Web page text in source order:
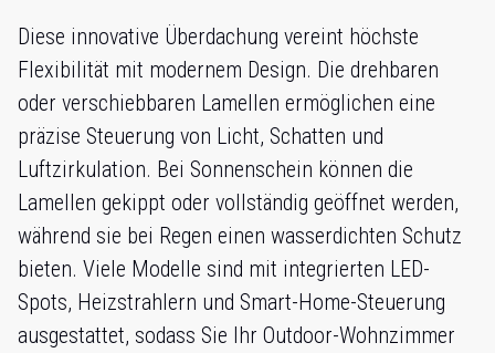
Diese innovative Überdachung vereint höchste
Flexibilität mit modernem Design. Die drehbaren
oder verschiebbaren Lamellen ermöglichen eine
präzise Steuerung von Licht, Schatten und
Luftzirkulation. Bei Sonnenschein können die
Lamellen gekippt oder vollständig geöffnet werden,
während sie bei Regen einen wasserdichten Schutz
bieten. Viele Modelle sind mit integrierten LED-
Spots, Heizstrahlern und Smart-Home-Steuerung
ausgestattet, sodass Sie Ihr Outdoor-Wohnzimmer